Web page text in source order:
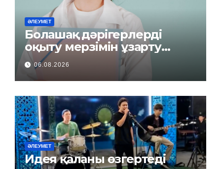
ӘЛЕУМЕТ
Болашақ дәрігерлерді
оқыту мерзімін ұзарту
керек пе?
06.08.2026
ӘЛЕУМЕТ
Идея қаланы өзгертеді